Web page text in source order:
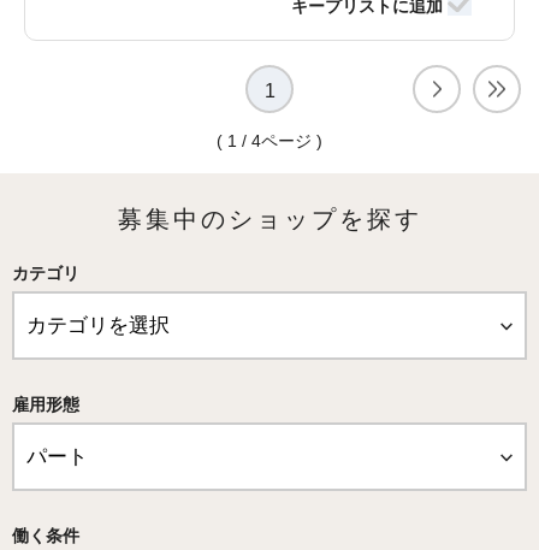
1
( 1 / 4ページ )
募集中のショップを探す
カテゴリ
雇用形態
働く条件